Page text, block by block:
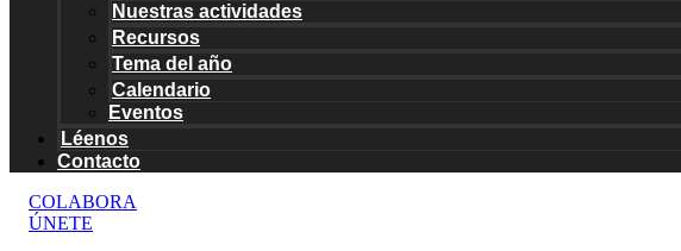
Nuestras actividades
Recursos
Tema del año
Calendario
Eventos
Léenos
Contacto
COLABORA
ÚNETE